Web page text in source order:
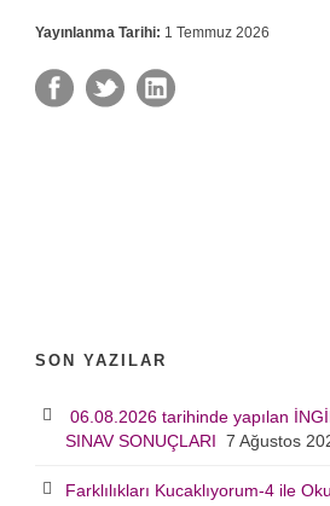
Yayınlanma Tarihi: 1 Temmuz 2026
SON YAZILAR
06.08.2026 tarihinde yapılan
SINAV SONUÇLARI 7 Ağustos
Farklılıkları Kucaklıyorum-4 ile